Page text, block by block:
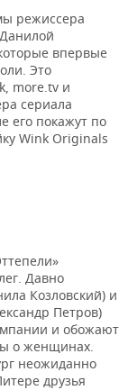
режиссера
впервые
Это
more.tv и
сериала
его покажут по
Wink Originals
Давно
Козловский) и
Петров)
и обожают
о женщинах.
неожиданно
друзья